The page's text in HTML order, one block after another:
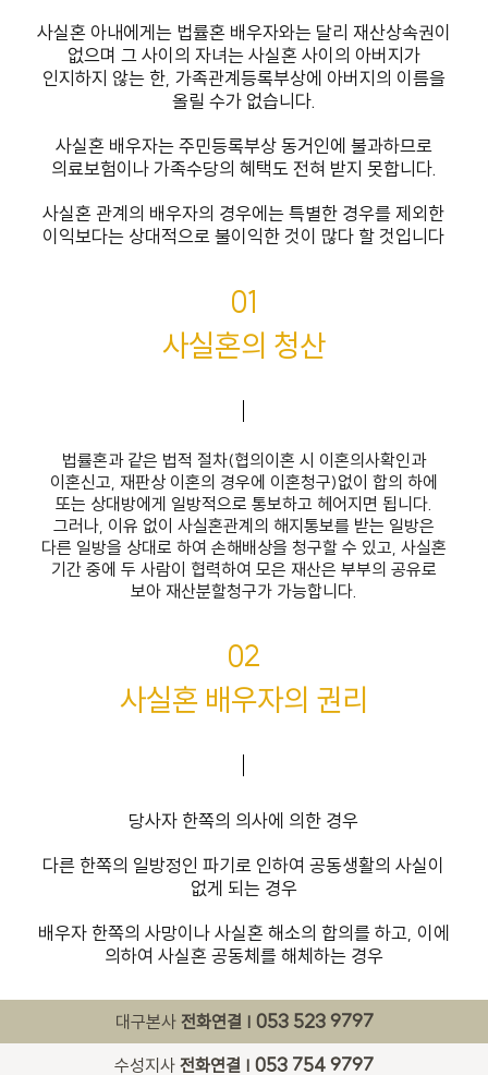
사실혼 아내에게는 법률혼 배우자와는 달리 재산상속권이
없으며 그 사이의 자녀는 사실혼 사이의 아버지가
인지하지 않는 한, 가족관계등록부상에 아버지의 이름을
올릴 수가 없습니다.
사실혼 배우자는 주민등록부상 동거인에 불과하므로
의료보험이나 가족수당의 혜택도 전혀 받지 못합니다.
사실혼 관계의 배우자의 경우에는 특별한 경우를 제외한
이익보다는 상대적으로 불이익한 것이 많다 할 것입니다
01
사실혼의 청산
법률혼과 같은 법적 절차(협의이혼 시 이혼의사확인과
이혼신고, 재판상 이혼의 경우에 이혼청구)없이 합의 하에
또는 상대방에게 일방적으로 통보하고 헤어지면 됩니다.
그러나, 이유 없이 사실혼관계의 해지통보를 받는 일방은
다른 일방을 상대로 하여 손해배상을 청구할 수 있고, 사실혼
기간 중에 두 사람이 협력하여 모은 재산은 부부의 공유로
보아 재산분할청구가 가능합니다.
02
사실혼 배우자의 권리
당사자 한쪽의 의사에 의한 경우
다른 한쪽의 일방정인 파기로 인하여 공동생활의 사실이
없게 되는 경우
배우자 한쪽의 사망이나 사실혼 해소의 합의를 하고, 이에
의하여 사실혼 공동체를 해체하는 경우
대구본사 전화연결 | 053 523 9797
수성지사 전화연결 | 053 754 9797